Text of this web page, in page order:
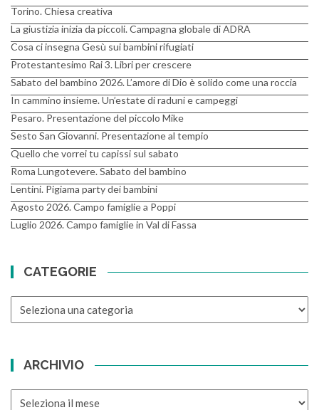
Torino. Chiesa creativa
La giustizia inizia da piccoli. Campagna globale di ADRA
Cosa ci insegna Gesù sui bambini rifugiati
Protestantesimo Rai 3. Libri per crescere
Sabato del bambino 2026. L’amore di Dio è solido come una roccia
In cammino insieme. Un’estate di raduni e campeggi
Pesaro. Presentazione del piccolo Mike
Sesto San Giovanni. Presentazione al tempio
Quello che vorrei tu capissi sul sabato
Roma Lungotevere. Sabato del bambino
Lentini. Pigiama party dei bambini
Agosto 2026. Campo famiglie a Poppi
Luglio 2026. Campo famiglie in Val di Fassa
CATEGORIE
ARCHIVIO